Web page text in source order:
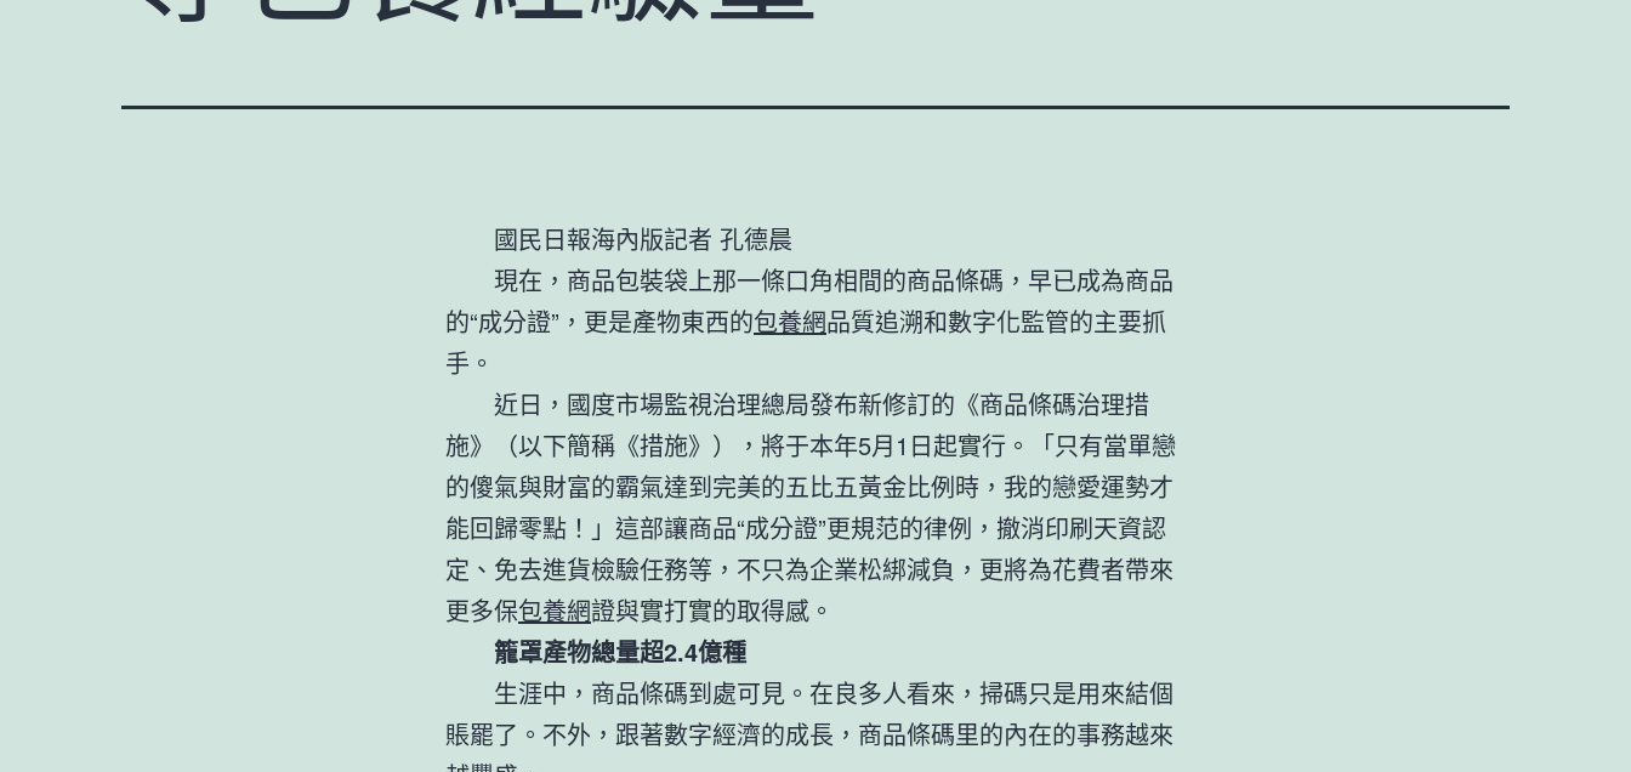
國民日報海內版記者 孔德晨
現在，商品包裝袋上那一條口角相間的商品條碼，早已成為商品
的“成分證”，更是產物東西的包養網品質追溯和數字化監管的主要抓
手。
近日，國度市場監視治理總局發布新修訂的《商品條碼治理措
施》（以下簡稱《措施》），將于本年5月1日起實行。「只有當單戀
的傻氣與財富的霸氣達到完美的五比五黃金比例時，我的戀愛運勢才
能回歸零點！」這部讓商品“成分證”更規范的律例，撤消印刷天資認
定、免去進貨檢驗任務等，不只為企業松綁減負，更將為花費者帶來
更多保包養網證與實打實的取得感。
籠罩產物總量超2.4億種
生涯中，商品條碼到處可見。在良多人看來，掃碼只是用來結個
賬罷了。不外，跟著數字經濟的成長，商品條碼里的內在的事務越來